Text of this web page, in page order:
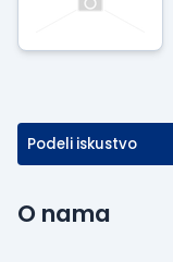
Podeli iskustvo
O nama